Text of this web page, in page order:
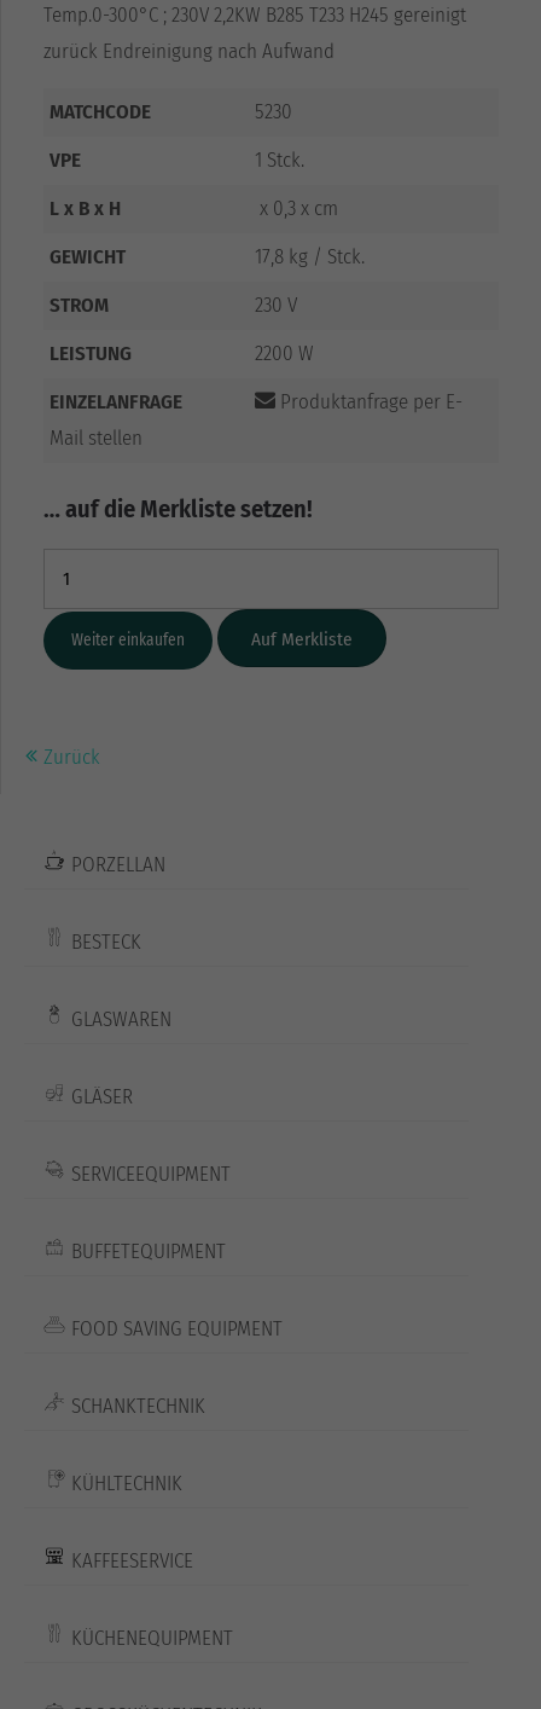
Temp.0-300°C ; 230V 2,2KW B285 T233 H245 gereinigt
zurück Endreinigung nach Aufwand
MATCHCODE
5230
VPE
1 Stck.
L x B x H
x 0,3 x cm
GEWICHT
17,8 kg / Stck.
STROM
230 V
LEISTUNG
2200 W
EINZELANFRAGE
Produktanfrage per E-
Mail stellen
… auf die Merkliste setzen!
Weiter einkaufen
Zurück
PORZELLAN
BESTECK
GLASWAREN
GLÄSER
SERVICEEQUIPMENT
BUFFETEQUIPMENT
FOOD SAVING EQUIPMENT
SCHANKTECHNIK
KÜHLTECHNIK
KAFFEESERVICE
KÜCHENEQUIPMENT